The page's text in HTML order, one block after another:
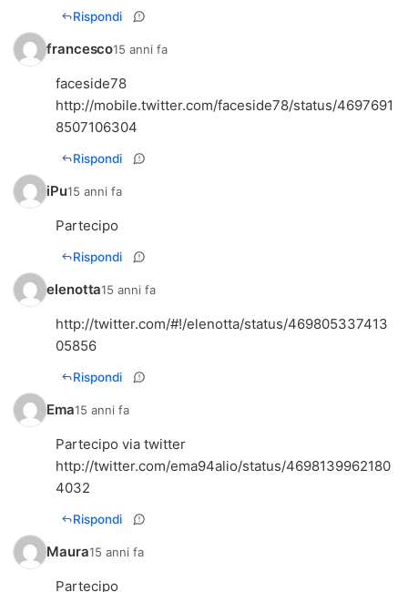
Rispondi
francesco15 anni fa
faceside78
http://mobile.twitter.com/faceside78/status/4697691
8507106304
Rispondi
iPu15 anni fa
Partecipo
Rispondi
elenotta15 anni fa
http://twitter.com/#!/elenotta/status/469805337413
05856
Rispondi
Ema15 anni fa
Partecipo via twitter
http://twitter.com/ema94alio/status/4698139962180
4032
Rispondi
Maura15 anni fa
Partecipo